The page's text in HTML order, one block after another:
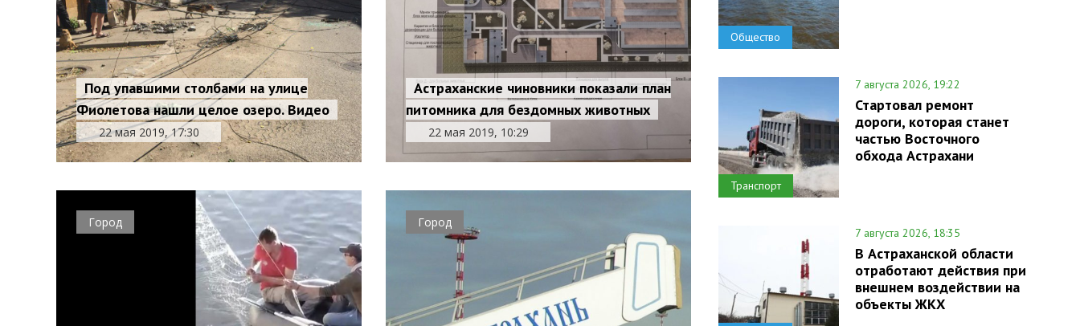
Под упавшими столбами на улице
Фиолетова нашли целое озеро. Видео
22 мая 2019, 17:30
Астраханские чиновники показали план
питомника для бездомных животных
22 мая 2019, 10:29
Город Город
Общество
Транспорт
7 августа 2026, 19:22
Стартовал ремонт
дороги, которая станет
частью Восточного
обхода Астрахани
7 августа 2026, 18:35
В Астраханской области
отработают действия при
внешнем воздействии на
объекты ЖКХ